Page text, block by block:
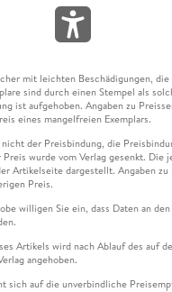
mit leichten Beschädigungen, die
sind durch einen Stempel als
ist aufgehoben. Angaben zu
eines mangelfreien Exemplars.
der Preisbindung, die
wurde vom Verlag gesenkt. Die
Artikelseite dargestellt. Angaben zu
Preis.
willigen Sie ein, dass Daten an
Artikels wird nach Ablauf des auf
angehoben.
sich auf die unverbindliche